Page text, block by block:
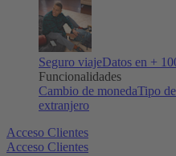
Seguro viajeDatos en +
Funcionalidades
Cambio de monedaTipo
extranjero
Acceso Clientes
Acceso Clientes